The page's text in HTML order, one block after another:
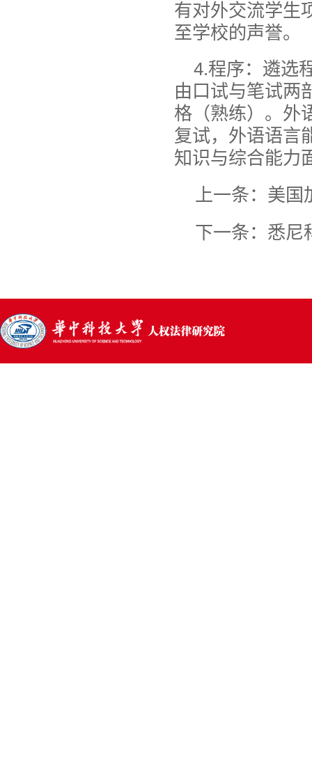
有对外交流学生
至学校的声誉。
4.程序：遴选
由口试与笔试两
格（熟练）。外
复试，外语语言
知识与综合能力
上一条： 美国
下一条： 悉尼